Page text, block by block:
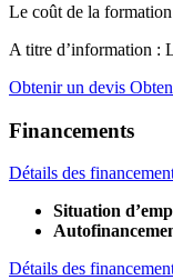
Le coût de la
A titre d’information :
Obtenir un devis
Financements
Détails des
Situation
Détails des